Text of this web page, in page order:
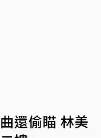
還偷瞄 林美